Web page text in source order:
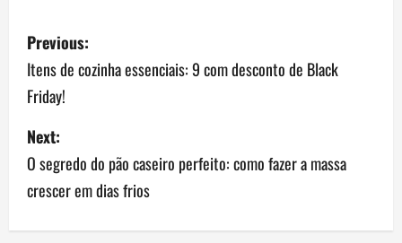
P
o
s
t
n
a
Previous:
Itens de cozinha essenciais: 9 com desconto de Black
Friday!
Next:
O segredo do pão caseiro perfeito: como fazer a massa
crescer em dias frios